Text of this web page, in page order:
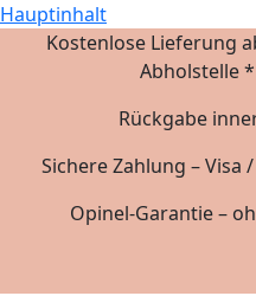
Hauptinhalt
Kostenlose Lieferung
Abholstelle *
Rückgabe
Sichere Zahlung – Visa
Opinel-Garantie –